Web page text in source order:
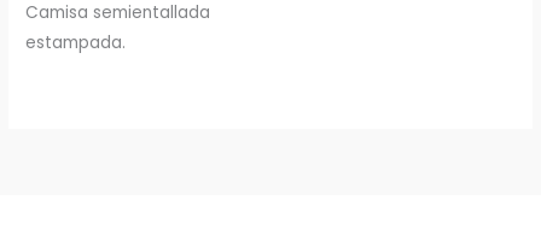
Camisa semientallada
estampada.